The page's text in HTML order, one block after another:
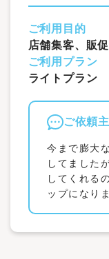
ご利用目的
店舗集客、販
ご利用プラン
ライトプラン
ご依頼
今まで膨大
してました
してくれる
ップになり